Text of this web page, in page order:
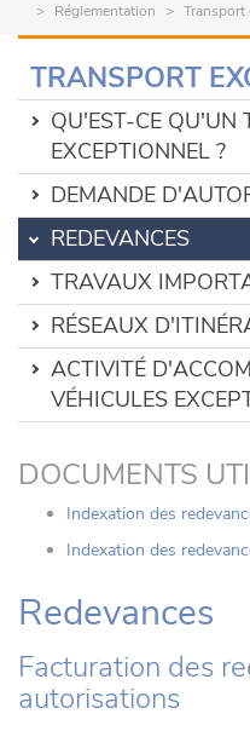
Réglementation
Transport
TRANSPORT
QU'EST-CE QU'UN
EXCEPTIONNEL ?
DEMANDE
REDEVANCES
TRAVAUX
RÉSEAUX
ACTIVITÉ
VÉHICULES
DOCUMENTS
Indexation des
Indexation des
Redevances
Facturation des
autorisations